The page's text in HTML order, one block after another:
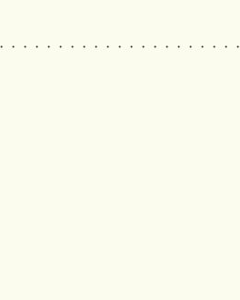
・・・・・・・・・・・・・・・・・・・